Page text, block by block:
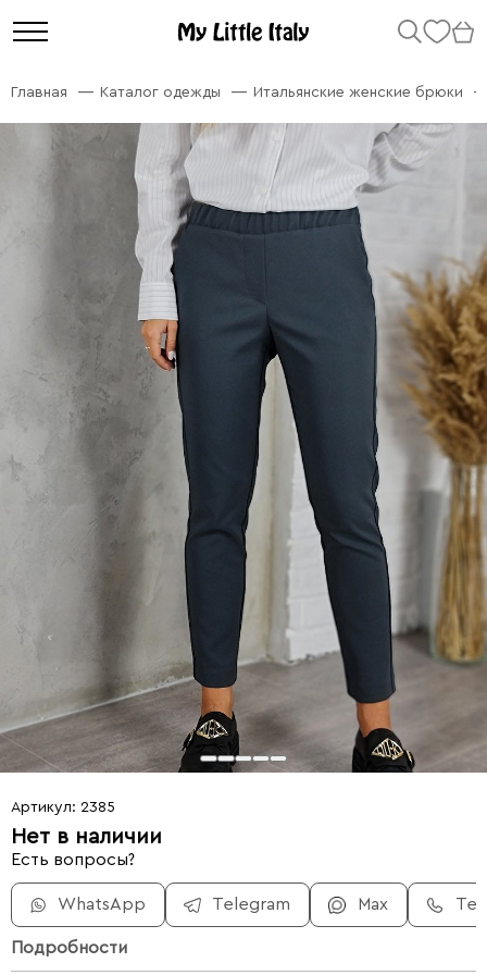
Главная Каталог одежды Итальянские женские брюки
Артикул: 2385
Нет в наличии
Есть вопросы?
WhatsApp Telegram Max
Подробности